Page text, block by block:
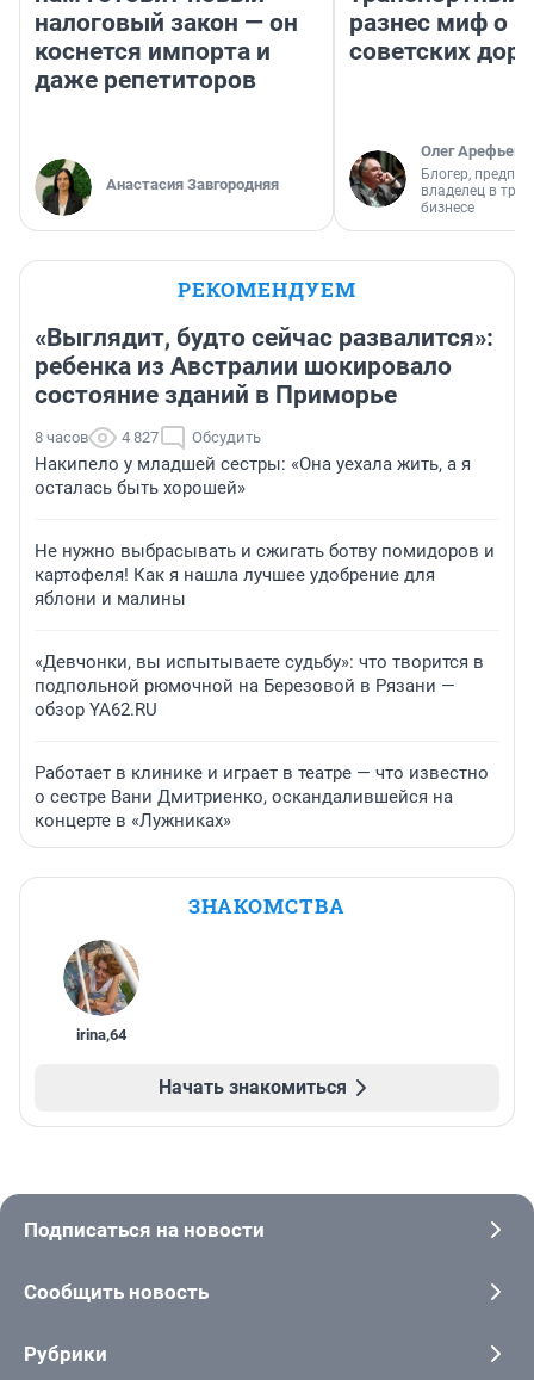
налоговый закон — он
коснется импорта и
даже репетиторов
Анастасия Завгородняя
разнес миф о
советских
Олег Арефьев
Блогер,
владелец в
бизнесе
РЕКОМЕНДУЕМ
«Выглядит, будто сейчас развалится»:
ребенка из Австралии шокировало
состояние зданий в Приморье
8 часов 4 827 Обсудить
Накипело у младшей сестры: «Она уехала жить, а я
осталась быть хорошей»
Не нужно выбрасывать и сжигать ботву помидоров и
картофеля! Как я нашла лучшее удобрение для
яблони и малины
«Девчонки, вы испытываете судьбу»: что творится в
подпольной рюмочной на Березовой в Рязани —
обзор YA62.RU
Работает в клинике и играет в театре — что известно
о сестре Вани Дмитриенко, оскандалившейся на
концерте в «Лужниках»
ЗНАКОМСТВА
irina,64
Начать знакомиться
Подписаться на новости
Сообщить новость
Рубрики